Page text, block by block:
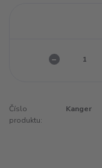
Číslo
produktu:
Kanger